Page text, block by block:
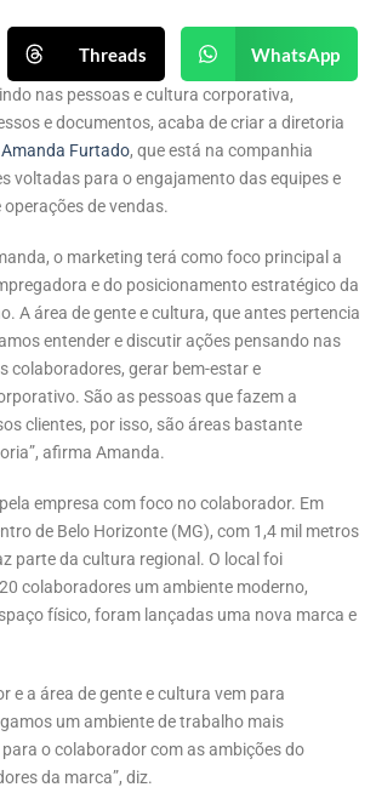
Threads WhatsApp
nas pessoas e cultura corporativa,
e documentos, acaba de criar a diretoria
Amanda Furtado, que está na companhia
voltadas para o engajamento das equipes e
de vendas.
o marketing terá como foco principal a
e do posicionamento estratégico da
A área de gente e cultura, que antes pertencia
entender e discutir ações pensando nas
colaboradores, gerar bem-estar e
São as pessoas que fazem a
clientes, por isso, são áreas bastante
afirma Amanda.
empresa com foco no colaborador. Em
de Belo Horizonte (MG), com 1,4 mil metros
parte da cultura regional. O local foi
colaboradores um ambiente moderno,
físico, foram lançadas uma nova marca e
e a área de gente e cultura vem para
um ambiente de trabalho mais
o colaborador com as ambições do
da marca”, diz.